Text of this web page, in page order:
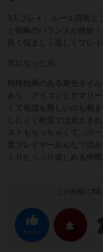
3人プレイ、ルール説明と
と戦略のバランスが絶妙
良く悩ましく楽しくプレイ
気になった点:
特殊効果のある黄色タイ
あり、アイコンとサマリ
くて視認も難しいのも相
しにくく初見では覚えき
ストもちっちゃくて…ボ
度プレイヤーみんなで読
くりたっぷり楽しめる仲
この投稿に 3
ナイス！